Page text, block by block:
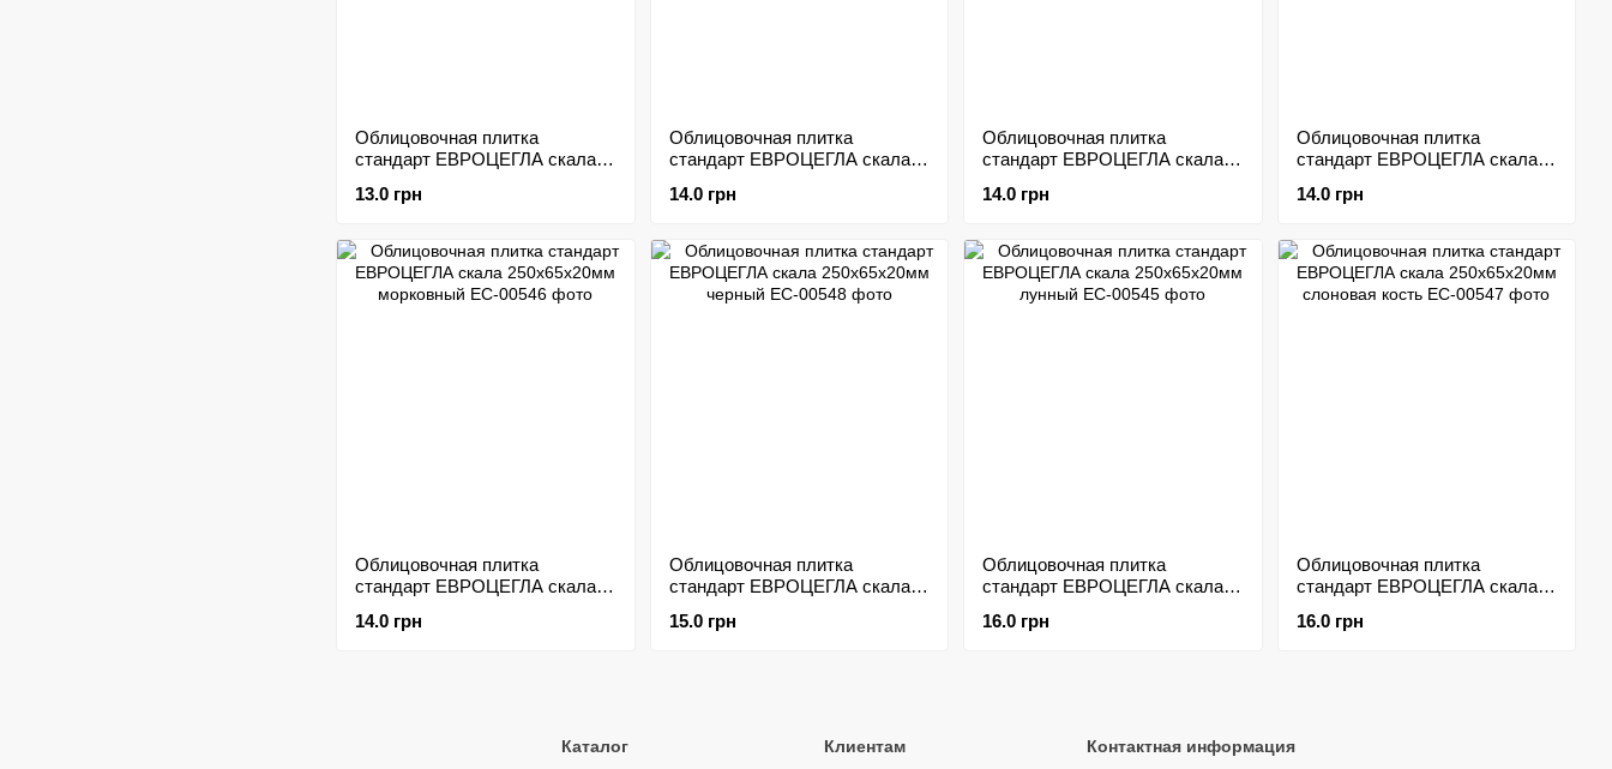
Облицовочная плитка
стандарт ЕВРОЦЕГЛА скала
13.0 грн
Облицовочная плитка
стандарт ЕВРОЦЕГЛА скала
14.0 грн
Облицовочная плитка
стандарт ЕВРОЦЕГЛА скала
14.0 грн
Облицовочная плитка
стандарт ЕВРОЦЕГЛА скала
14.0 грн
Облицовочная плитка
стандарт ЕВРОЦЕГЛА скала
14.0 грн
Облицовочная плитка
стандарт ЕВРОЦЕГЛА скала
15.0 грн
Облицовочная плитка
стандарт ЕВРОЦЕГЛА скала
16.0 грн
Облицовочная плитка
стандарт ЕВРОЦЕГЛА скала
16.0 грн
Каталог Клиентам Контактная информация